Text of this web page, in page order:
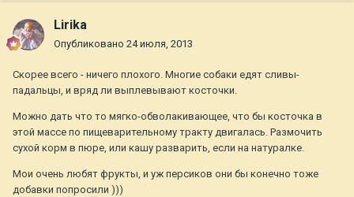
Lirika
Опубликовано 24 июля, 2013
Скорее всего - ничего плохого. Многие собаки едят сливы-
падальцы, и вряд ли выплевывают косточки.
Можно дать что то мягко-обволакивающее, что бы косточка в
этой массе по пищеварительному тракту двигалась. Размочить
сухой корм в пюре, или кашу разварить, если на натуралке.
Мои очень любят фрукты, и уж персиков они бы конечно тоже
добавки попросили )))